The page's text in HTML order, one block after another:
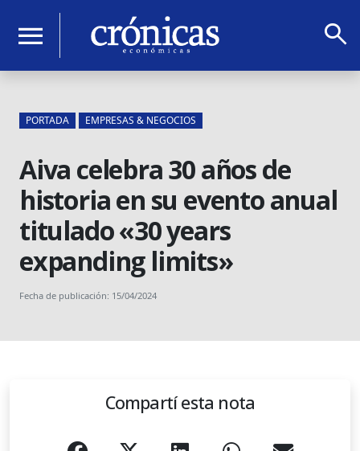
menu search
PORTADA EMPRESAS & NEGOCIOS
Aiva celebra 30 años de
historia en su evento anual
titulado «30 years
expanding limits»
Fecha de publicación: 15/04/2024
Compartí esta nota